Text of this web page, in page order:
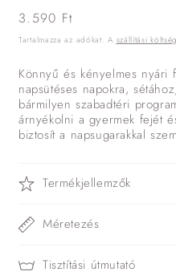
Normál
ár
3.590 Ft
Tartalmazza az adókat. A szállítási
Könnyű és kényelmes nyári
napsütéses napokra,
bármilyen szabadtéri
árnyékolni a gyermek fejét
biztosít a napsugarakkal
Termékjellemzők
Méretezés
Tisztítási útmutató